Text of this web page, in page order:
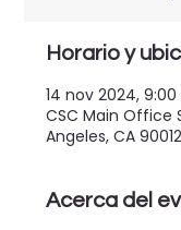
Horario y
14 nov 2024, 9:00
CSC Main Office
Angeles, CA
Acerca del